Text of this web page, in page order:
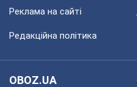
Реклама на сайті
Редакційна політика
OBOZ.UA